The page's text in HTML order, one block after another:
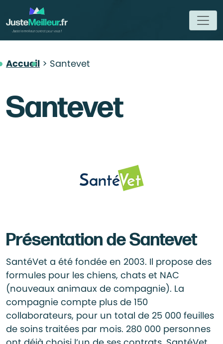
Accueil Santevet
Santevet
Présentation de Santevet
SantéVet a été fondée en 2003. Il propose des
formules pour les chiens, chats et NAC
(nouveaux animaux de compagnie). La
compagnie compte plus de 150
collaborateurs, pour un total de 25 000 feuilles
de soins traitées par mois. 280 000 personnes